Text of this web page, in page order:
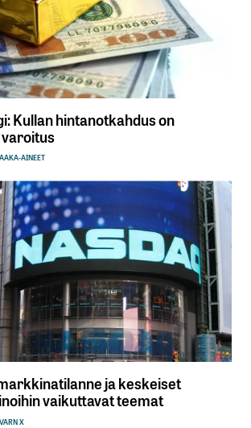
Kullan hintanotkahdus on
AINEET
ja keskeiset
vaikuttavat teemat
X